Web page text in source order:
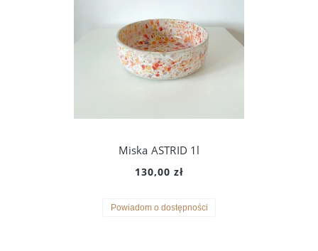
Miska ASTRID 1l
130,00 zł
Powiadom o dostępności